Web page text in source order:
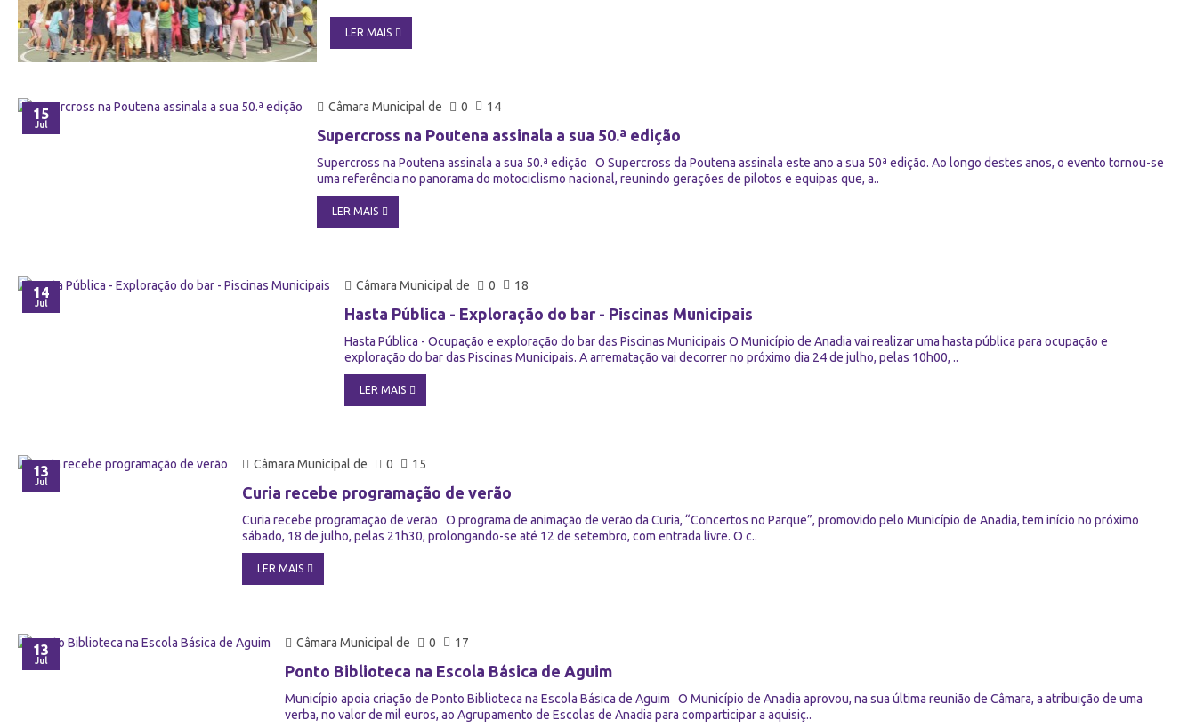
LER MAIS
15
Jul
Câmara Municipal de 0 14
Supercross na Poutena assinala a sua 50.ª edição
Supercross na Poutena assinala a sua 50.ª edição O Supercross da Poutena assinala este ano a sua 50ª edição. Ao longo destes anos, o evento tornou-se
uma referência no panorama do motociclismo nacional, reunindo gerações de pilotos e equipas que, a..
LER MAIS
14
Jul
Câmara Municipal de 0 18
Hasta Pública - Exploração do bar - Piscinas Municipais
Hasta Pública - Ocupação e exploração do bar das Piscinas Municipais O Município de Anadia vai realizar uma hasta pública para ocupação e
exploração do bar das Piscinas Municipais. A arrematação vai decorrer no próximo dia 24 de julho, pelas 10h00, ..
LER MAIS
13
Jul
Câmara Municipal de 0 15
Curia recebe programação de verão
Curia recebe programação de verão O programa de animação de verão da Curia, “Concertos no Parque”, promovido pelo Município de Anadia, tem início no próximo
sábado, 18 de julho, pelas 21h30, prolongando-se até 12 de setembro, com entrada livre. O c..
LER MAIS
13
Jul
Câmara Municipal de 0 17
Ponto Biblioteca na Escola Básica de Aguim
Município apoia criação de Ponto Biblioteca na Escola Básica de Aguim O Município de Anadia aprovou, na sua última reunião de Câmara, a atribuição de uma
verba, no valor de mil euros, ao Agrupamento de Escolas de Anadia para comparticipar a aquisiç..